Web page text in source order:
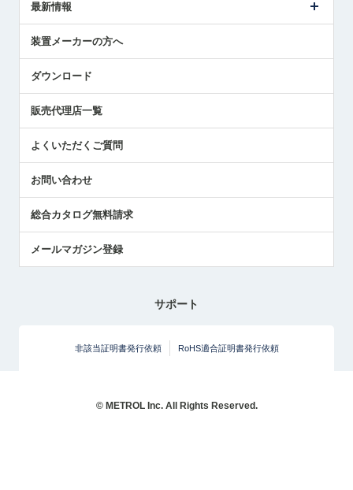
受賞履歴
採用情報
国/地域/言語
ツールセッタ製品
エアマイクロセンサ製品
最新情報
メトロールの技術
社員ブログ
中小企業のBCP地震対策
センサのテクニカルガイド
社長ブログ
装置メーカーの方へ
ダウンロード
販売代理店一覧
よくいただくご質問
お問い合わせ
総合カタログ無料請求
メールマガジン登録
サポート
非該当証明書発行依頼 RoHS適合証明書発行依頼
© METROL Inc. All Rights Reserved.